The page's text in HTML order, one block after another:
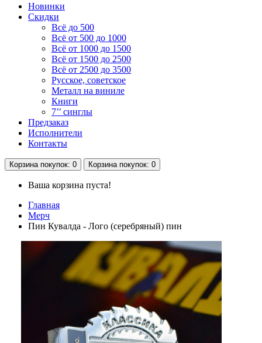
Новинки
Скидки
Всё до 500
Всё от 500 до 1000
Всё от 1000 до 1500
Всё от 1500 до 2500
Всё от 2500 до 3500
Русское, советское
Металл на виниле
Книги
7’’ синглы
Предзаказ
Исполнители
Контакты
Корзина покупок: 0 Корзина покупок: 0
Ваша корзина пуста!
Главная
Мерч
Пин Кувалда - Лого (серебряный) пин